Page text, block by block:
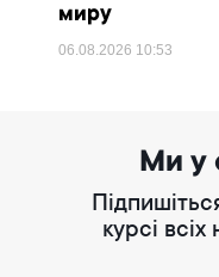
миру
06.08.2026 10:53
Ми у
курсі всіх